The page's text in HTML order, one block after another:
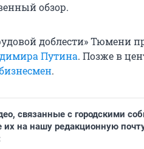
обзор.
доблести» Тюмени
Путина. Позже в
.
связанные с городскими
на нашу редакционную